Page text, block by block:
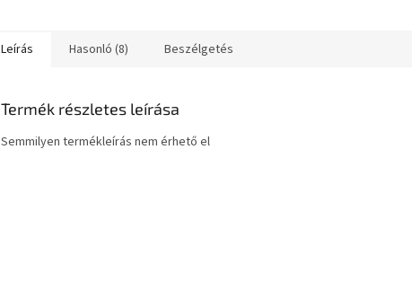
Leírás Hasonló (8) Beszélgetés
Termék részletes leírása
Semmilyen termékleírás nem érhető el